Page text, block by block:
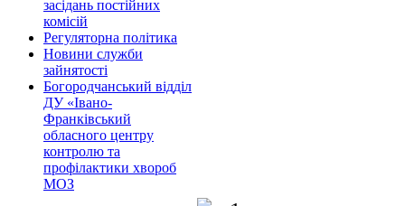
засідань постійних
комісій
Регуляторна політика
Новини служби
зайнятості
Богородчанський відділ
ДУ «Івано-
Франківський
обласного центру
контролю та
профілактики хвороб
МОЗ